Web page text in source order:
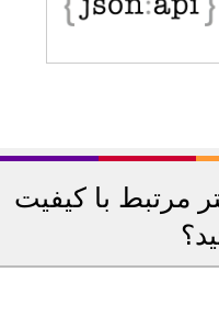
مرتبط با کیفیت